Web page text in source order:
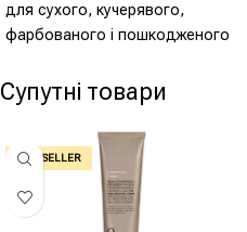
для сухого, кучерявого,
фарбованого і пошкодженого
формулою баобаба.
- Олія і екстракт
баобаба - Соєвий
протеїн, амінокислоти
рису - Олія авокадо -
Зволожує і зміцнює
Супутні товари
BEST SELLER